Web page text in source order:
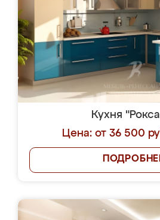
Кухня
Цена: от 36 500